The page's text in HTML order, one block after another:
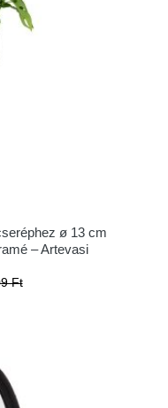
ø 13 cm
– Artevasi
Ft